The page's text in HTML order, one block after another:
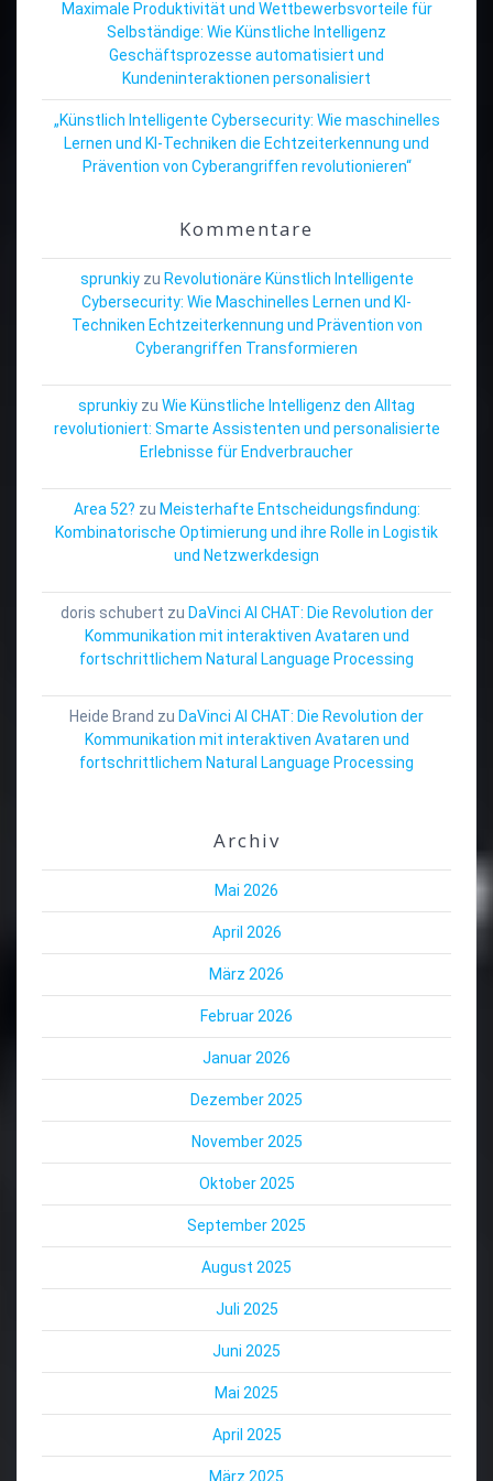
Maximale Produktivität und Wettbewerbsvorteile für
Selbständige: Wie Künstliche Intelligenz
Geschäftsprozesse automatisiert und
Kundeninteraktionen personalisiert
„Künstlich Intelligente Cybersecurity: Wie maschinelles
Lernen und KI-Techniken die Echtzeiterkennung und
Prävention von Cyberangriffen revolutionieren“
Kommentare
sprunkiyzu Revolutionäre Künstlich Intelligente
Cybersecurity: Wie Maschinelles Lernen und KI-
Techniken Echtzeiterkennung und Prävention von
Cyberangriffen Transformieren
sprunkiy zu Wie Künstliche Intelligenz den Alltag
revolutioniert: Smarte Assistenten und personalisierte
Erlebnisse für Endverbraucher
Area 52? zu Meisterhafte Entscheidungsfindung:
Kombinatorische Optimierung und ihre Rolle in Logistik
und Netzwerkdesign
doris schubert zu DaVinci AI CHAT: Die Revolution der
Kommunikation mit interaktiven Avataren und
fortschrittlichem Natural Language Processing
Heide Brand zu DaVinci AI CHAT: Die Revolution der
Kommunikation mit interaktiven Avataren und
fortschrittlichem Natural Language Processing
Archiv
Mai 2026
April 2026
März 2026
Februar 2026
Januar 2026
Dezember 2025
November 2025
Oktober 2025
September 2025
August 2025
Juli 2025
Juni 2025
Mai 2025
April 2025
März 2025